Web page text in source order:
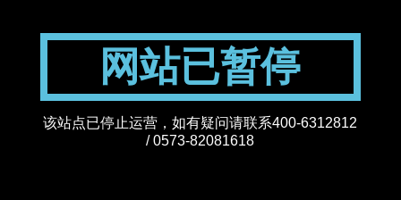
网站已暂停
该站点已停止运营，如有疑问请联系400-6312812
/ 0573-82081618